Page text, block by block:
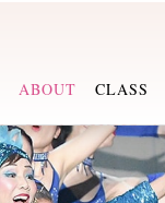
ABOUT CLASS